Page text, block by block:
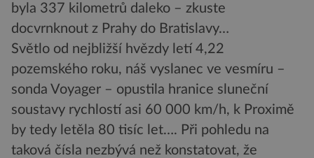
byla 337 kilometrů daleko – zkuste
docvrnknout z Prahy do Bratislavy…
Světlo od nejbližší hvězdy letí 4,22
pozemského roku, náš vyslanec ve vesmíru –
sonda Voyager – opustila hranice sluneční
soustavy rychlostí asi 60 000 km/h, k Proximě
by tedy letěla 80 tisíc let…. Při pohledu na
taková čísla nezbývá než konstatovat, že